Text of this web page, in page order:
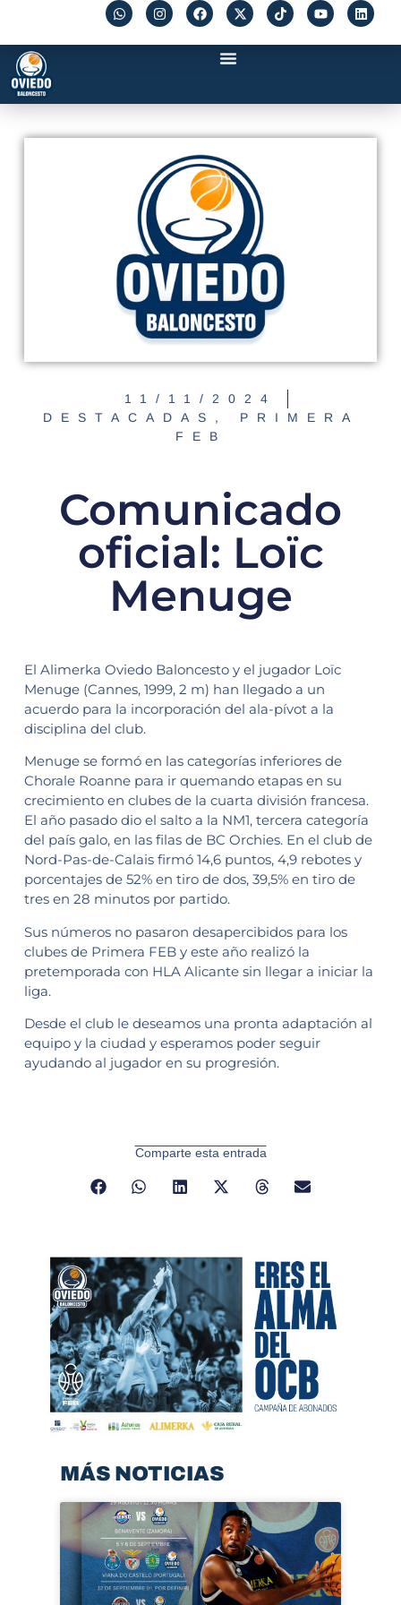
11/11/2024
DESTACADAS , PRIMERA
FEB
Comunicado
oficial: Loïc
Menuge
El Alimerka Oviedo Baloncesto y el jugador Loïc
Menuge (Cannes, 1999, 2 m) han llegado a un
acuerdo para la incorporación del ala-pívot a la
disciplina del club.
Menuge se formó en las categorías inferiores de
Chorale Roanne para ir quemando etapas en su
crecimiento en clubes de la cuarta división francesa.
El año pasado dio el salto a la NM1, tercera categoría
del país galo, en las filas de BC Orchies. En el club de
Nord-Pas-de-Calais firmó 14,6 puntos, 4,9 rebotes y
porcentajes de 52% en tiro de dos, 39,5% en tiro de
tres en 28 minutos por partido.
Sus números no pasaron desapercibidos para los
clubes de Primera FEB y este año realizó la
pretemporada con HLA Alicante sin llegar a iniciar la
liga.
Desde el club le deseamos una pronta adaptación al
equipo y la ciudad y esperamos poder seguir
ayudando al jugador en su progresión.
Comparte esta entrada
MÁS NOTICIAS